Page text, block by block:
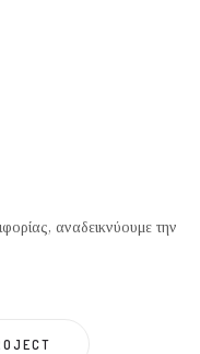
αναδεικνύουμε την